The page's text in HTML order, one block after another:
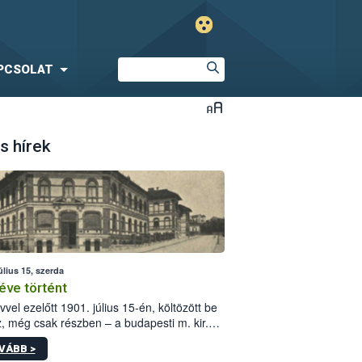
hírek
15, szerda
történt
ezelőtt 1901. július 15-én, költözött be
még csak részben – a budapesti m. kir.
állomás a Kis Rókus utca
alatti, Czigler Győző által tervezett új
>